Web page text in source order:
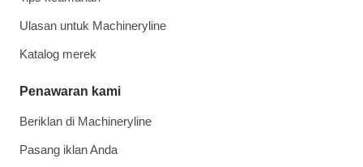
Ulasan untuk Machineryline
Katalog merek
Penawaran kami
Beriklan di Machineryline
Pasang iklan Anda